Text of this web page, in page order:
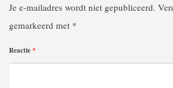
Je e-mailadres wordt niet gepubliceerd.
gemarkeerd met *
Reactie*